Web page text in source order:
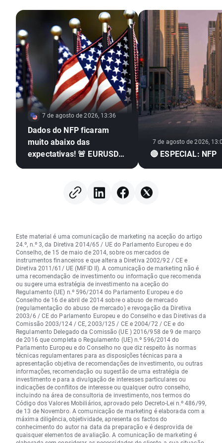
7 de agosto de 2026, 13:36
Dados do NFP ficaram
muito abaixo das
expectativas! 🚨 EURUSD
7 de agosto de 2026,
🔴 ESPECIAL: NFP
Este material é uma comunicação de marketing na aceção do artigo
24.º, n.º 3, da Diretiva 2014/65 / UE do Parlamento Europeu e do
Conselho, de 15 de maio de 2014, sobre os mercados de
instrumentos financeiros e que altera a Diretiva 2002/92 / CE e
Diretiva 2011/61/ UE (MiFID II). A comunicação de marketing não é
uma recomendação de investimento ou informação que recomenda
ou sugere uma estratégia de investimento na aceção do
Regulamento (UE) n.º 596/2014 do Parlamento Europeu e do
Conselho de 16 de abril de 2014 sobre o abuso de mercado
(regulamentação do abuso de mercado) e revogação da Diretiva
2003/6 / CE do Parlamento Europeu e do Conselho e das Diretivas da
Comissão 2003/124 / CE, 2003/125 / CE e 2004/72 / CE e do
Regulamento Delegado da Comissão (UE ) 2016/958 de 9 de março
de 2016 que completa o Regulamento (UE) n.º 596/2014 do
Parlamento Europeu e do Conselho no que diz respeito às normas
técnicas regulamentares para as disposições técnicas para a
apresentação objetiva de recomendações de investimento, ou outras
informações, recomendação ou sugestão de uma estratégia de
investimento e para a divulgação de interesses particulares ou
indicações de conflitos de interesse ou qualquer outro conselho,
incluindo na área de consultoria de investimento, nos termos do
Código dos Valores Mobiliários, aprovado pelo Decreto-Lei n.º 486/99,
de 13 de Novembro. A comunicação de marketing é elaborada com a
máxima diligência, objetividade, apresenta os factos do
conhecimento do autor na data da preparação e é desprovida de
quaisquer elementos de avaliação. A comunicação de marketing é